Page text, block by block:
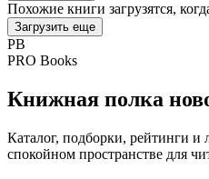
Похожие книги загрузятся,
Загрузить еще
PB
PRO Books
Книжная полка
Каталог, подборки, рейтинги
спокойном пространстве для